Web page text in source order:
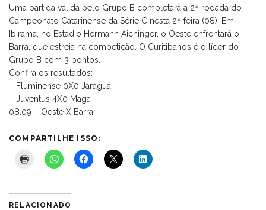
Uma partida válida pelo Grupo B completará a 2ª rodada do
Campeonato Catarinense da Série C nesta 2ª feira (08). Em
Ibirama, no Estádio Hermann Aichinger, o Oeste enfrentará o
Barra, que estreia na competição. O Curitibanos é o líder do
Grupo B com 3 pontos.
Confira os resultados:
– Fluminense 0X0 Jaraguá
– Juventus 4X0 Maga
08.09 – Oeste X Barra
COMPARTILHE ISSO:
RELACIONADO